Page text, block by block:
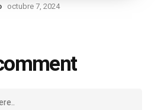
octubre 7, 2024